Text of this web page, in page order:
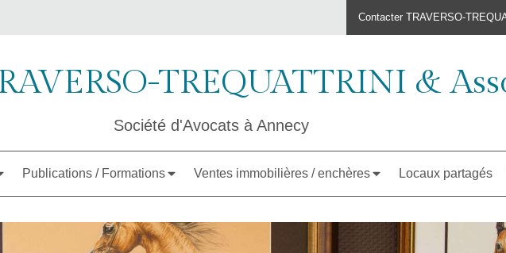
Contacter TRAVERSO-
TREQUATTRINI &
Société d'Avocats à Annecy
Publications / Formations Ventes immobilières / enchères Locaux partagés